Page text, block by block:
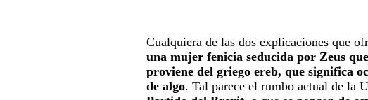
Cualquiera de las dos explicaciones que
una mujer fenicia seducida por Zeus
proviene del griego ereb, que significa
de algo. Tal parece el rumbo actual de la